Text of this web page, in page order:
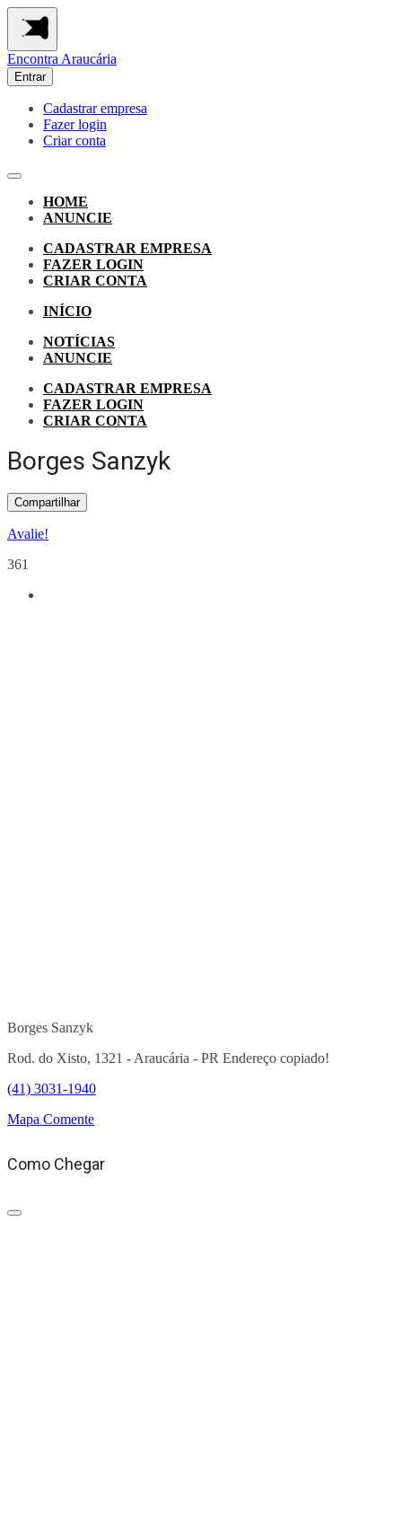
Encontra Araucária
Entrar
Cadastrar empresa
Fazer login
Criar conta
HOME
ANUNCIE
CADASTRAR EMPRESA
FAZER LOGIN
CRIAR CONTA
INÍCIO
NOTÍCIAS
ANUNCIE
CADASTRAR EMPRESA
FAZER LOGIN
CRIAR CONTA
Borges Sanzyk
Compartilhar
Avalie!
361
Borges Sanzyk
Rod. do Xisto, 1321 - Araucária - PR Endereço copiado!
(41) 3031-1940
Mapa Comente
Como Chegar